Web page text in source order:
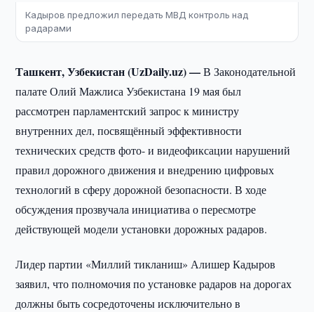
Кадыров предложил передать МВД контроль над
радарами
Ташкент, Узбекистан (UzDaily.uz) —В Законодательной
палате Олий Мажлиса Узбекистана 19 мая был
рассмотрен парламентский запрос к министру
внутренних дел, посвящённый эффективности
технических средств фото- и видеофиксации нарушений
правил дорожного движения и внедрению цифровых
технологий в сферу дорожной безопасности. В ходе
обсуждения прозвучала инициатива о пересмотре
действующей модели установки дорожных радаров.
Лидер партии «Миллий тикланиш» Алишер Кадыров
заявил, что полномочия по установке радаров на дорогах
должны быть сосредоточены исключительно в